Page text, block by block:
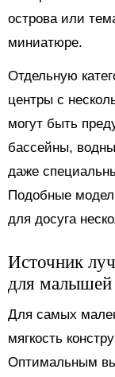
острова или
миниатюре.
Отдельную
центры с
могут быть
бассейны,
даже
Подобные
для досуга
Источник
для малышей
Для самых
мягкость
Оптимальным